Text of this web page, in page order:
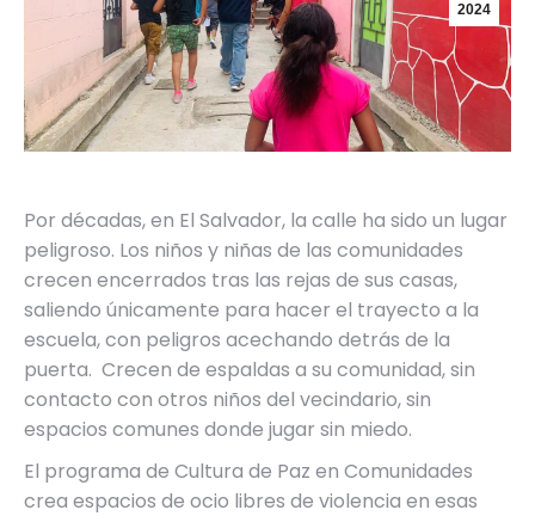
2024
Por décadas, en El Salvador, la calle ha sido un lugar
peligroso. Los niños y niñas de las comunidades
crecen encerrados tras las rejas de sus casas,
saliendo únicamente para hacer el trayecto a la
escuela, con peligros acechando detrás de la
puerta. Crecen de espaldas a su comunidad, sin
contacto con otros niños del vecindario, sin
espacios comunes donde jugar sin miedo.
El programa de Cultura de Paz en Comunidades
crea espacios de ocio libres de violencia en esas